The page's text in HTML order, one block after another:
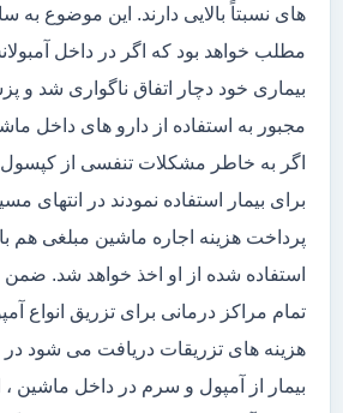
های نسبتاً بالایی دارند. این موضوع به
مطلب خواهد بود که اگر در داخل
بیماری خود دچار اتفاق ناگواری شد و
مجبور به استفاده از دارو های داخل
اگر به خاطر مشکلات تنفسی از
برای بیمار استفاده نمودند در انتهای
پرداخت هزینه اجاره ماشین مبلغی هم
استفاده شده از او اخذ خواهد شد. ضمن
تمام مراکز درمانی برای تزریق انواع
هزینه های تزریقات دریافت می شود
بیمار از آمپول و سرم در داخل ماشین ،